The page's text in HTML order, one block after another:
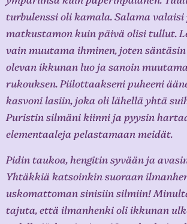
turbulenssi oli kamala. Salama valaisi
matkustamon kuin päivä olisi tullut.
vain muutama ihminen, joten
olevan ikkunan luo ja sanoin
rukouksen. Piilottaakseni puheeni
kasvoni lasiin, joka oli lähellä yhtä
Puristin silmäni kiinni ja pyysin
elementaaleja pelastamaan meidät.
Pidin taukoa, hengitin syvään ja
Yhtäkkiä katsoinkin suoraan
uskomattoman sinisiin silmiin!
tajuta, että ilmanhenki oli ikkunan